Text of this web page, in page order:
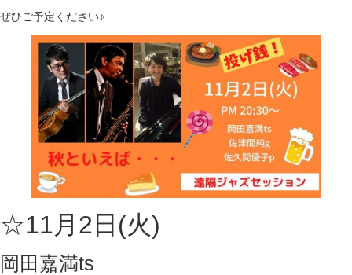
Online Lesson
ぜひご予定ください♪
☆11月2日(火)
岡田嘉満ts